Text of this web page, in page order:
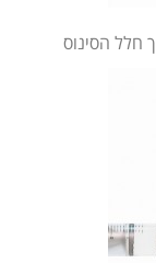
הסינוס